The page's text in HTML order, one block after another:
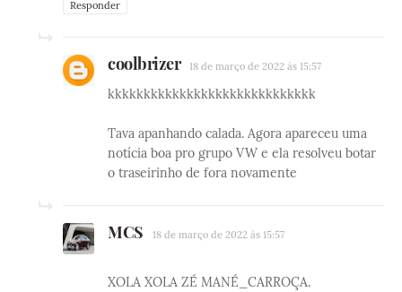
Responder
coolbrizer 18 de março de 2022 às 15:57
kkkkkkkkkkkkkkkkkkkkkkkkkkkkk
Tava apanhando calada. Agora apareceu uma
notícia boa pro grupo VW e ela resolveu botar
o traseirinho de fora novamente
MCS 18 de março de 2022 às 15:57
XOLA XOLA ZÉ MANÉ_CARROÇA.